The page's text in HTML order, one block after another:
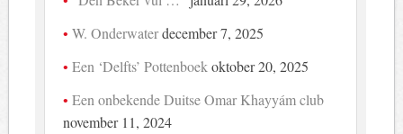
W. Onderwaterdecember 7, 2025
Een ‘Delfts’ Pottenboek oktober 20, 2025
Een onbekende Duitse Omar Khayyám club
november 11, 2024